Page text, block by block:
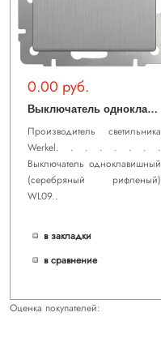
0.00 руб.
В
ыключатель одноклавишный (cеребряный рифленый) WL09-SW-1G
Производитель светильника
Werkel. . . . . . . .
Выключатель одноклавишный
(cеребряный рифленый)
WL09..
в закладки
в сравнение
Оценка покупателей: